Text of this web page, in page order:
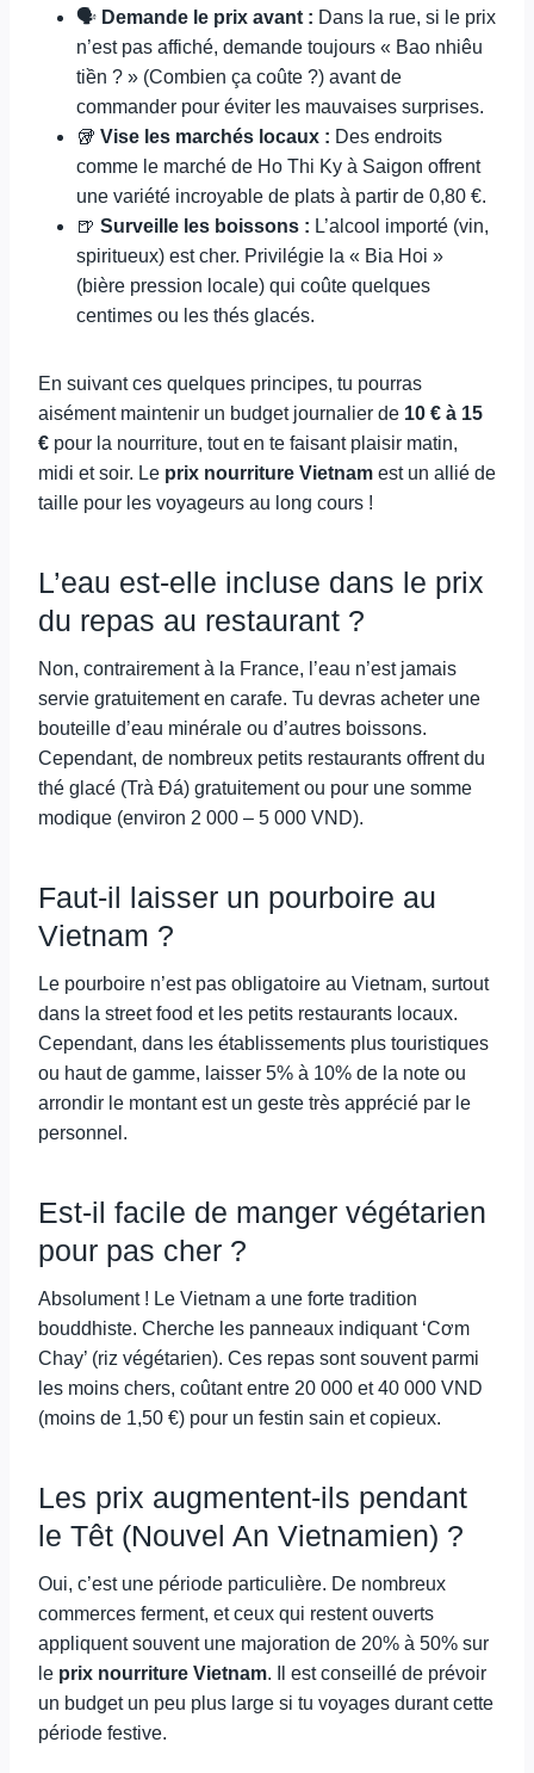
🗣️ Demande le prix avant : Dans la rue, si le prix
n’est pas affiché, demande toujours « Bao nhiêu
tiền ? » (Combien ça coûte ?) avant de
commander pour éviter les mauvaises surprises.
🥡 Vise les marchés locaux : Des endroits
comme le marché de Ho Thi Ky à Saigon offrent
une variété incroyable de plats à partir de 0,80 €.
🍺 Surveille les boissons : L’alcool importé (vin,
spiritueux) est cher. Privilégie la « Bia Hoi »
(bière pression locale) qui coûte quelques
centimes ou les thés glacés.
En suivant ces quelques principes, tu pourras
aisément maintenir un budget journalier de 10 € à 15
€ pour la nourriture, tout en te faisant plaisir matin,
midi et soir. Le prix nourriture Vietnam est un allié de
taille pour les voyageurs au long cours !
L’eau est-elle incluse dans le prix
du repas au restaurant ?
Non, contrairement à la France, l’eau n’est jamais
servie gratuitement en carafe. Tu devras acheter une
bouteille d’eau minérale ou d’autres boissons.
Cependant, de nombreux petits restaurants offrent du
thé glacé (Trà Đá) gratuitement ou pour une somme
modique (environ 2 000 – 5 000 VND).
Faut-il laisser un pourboire au
Vietnam ?
Le pourboire n’est pas obligatoire au Vietnam, surtout
dans la street food et les petits restaurants locaux.
Cependant, dans les établissements plus touristiques
ou haut de gamme, laisser 5% à 10% de la note ou
arrondir le montant est un geste très apprécié par le
personnel.
Est-il facile de manger végétarien
pour pas cher ?
Absolument ! Le Vietnam a une forte tradition
bouddhiste. Cherche les panneaux indiquant ‘Cơm
Chay’ (riz végétarien). Ces repas sont souvent parmi
les moins chers, coûtant entre 20 000 et 40 000 VND
(moins de 1,50 €) pour un festin sain et copieux.
Les prix augmentent-ils pendant
le Têt (Nouvel An Vietnamien) ?
Oui, c’est une période particulière. De nombreux
commerces ferment, et ceux qui restent ouverts
appliquent souvent une majoration de 20% à 50% sur
le prix nourriture Vietnam. Il est conseillé de prévoir
un budget un peu plus large si tu voyages durant cette
période festive.